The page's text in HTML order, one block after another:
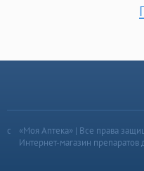
«Моя Аптека» | Все права
Интернет-магазин